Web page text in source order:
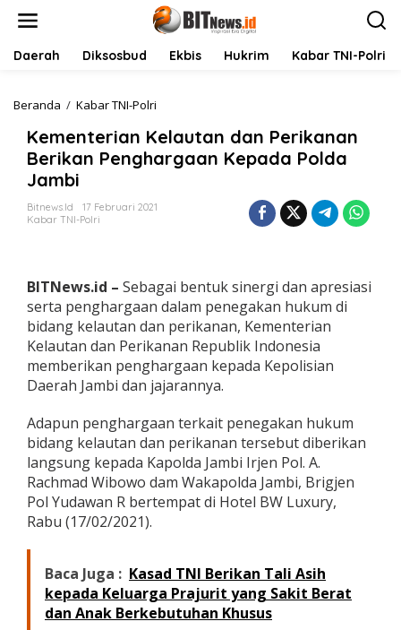
Daerah Diksosbud Ekbis Hukrim Kabar TNI-Polri
Beranda / Kabar TNI-Polri
m
e
n
K
e
a
u
t
a
n
a
n
P
e
r
i
a
n
B
e
Kementerian Kelautan dan Perikanan
Berikan Penghargaan Kepada Polda
Jambi
Bitnews.id
17 Februari 2021
Kabar TNI-Polri
BITNews.id – Sebagai bentuk sinergi dan apresiasi
serta penghargaan dalam penegakan hukum di
bidang kelautan dan perikanan, Kementerian
Kelautan dan Perikanan Republik Indonesia
memberikan penghargaan kepada Kepolisian
Daerah Jambi dan jajarannya.
Adapun penghargaan terkait penegakan hukum
bidang kelautan dan perikanan tersebut diberikan
langsung kepada Kapolda Jambi Irjen Pol. A.
Rachmad Wibowo dam Wakapolda Jambi, Brigjen
Pol Yudawan R bertempat di Hotel BW Luxury,
Rabu (17/02/2021).
Baca Juga : Kasad TNI Berikan Tali Asih
kepada Keluarga Prajurit yang Sakit Berat
dan Anak Berkebutuhan Khusus